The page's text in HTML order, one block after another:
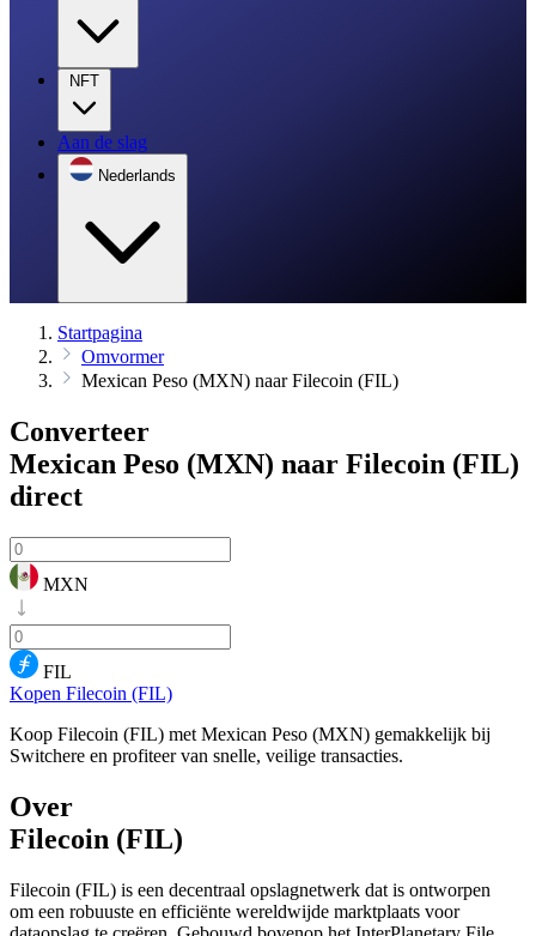
NFT
Aan de slag
Nederlands
Startpagina
Omvormer
Mexican Peso (MXN) naar Filecoin (FIL)
Converteer
Mexican Peso (MXN) naar Filecoin (FIL)
direct
MXN
FIL
Kopen Filecoin (FIL)
Koop Filecoin (FIL) met Mexican Peso (MXN) gemakkelijk bij
Switchere en profiteer van snelle, veilige transacties.
Over
Filecoin (FIL)
Filecoin (FIL) is een decentraal opslagnetwerk dat is ontworpen
om een robuuste en efficiënte wereldwijde marktplaats voor